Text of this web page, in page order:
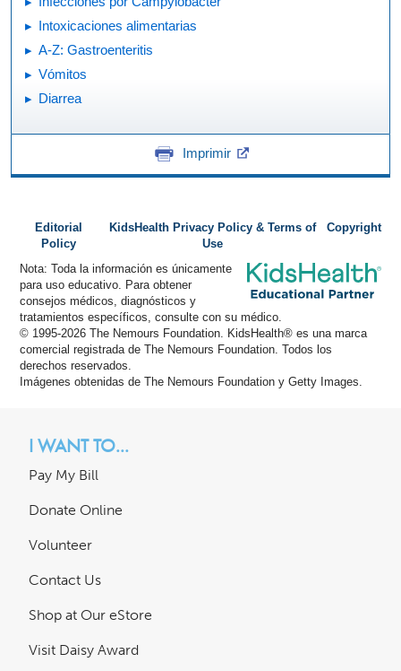
Intoxicaciones alimentarias
A-Z: Gastroenteritis
Vómitos
Diarrea
Imprimir
Editorial
Policy
KidsHealth Privacy Policy & Terms of
Use
Copyright
Nota: Toda la información es únicamente
para uso educativo. Para obtener
consejos médicos, diagnósticos y
tratamientos específicos, consulte con su médico.
© 1995-2026 The Nemours Foundation. KidsHealth® es una marca
comercial registrada de The Nemours Foundation. Todos los
derechos reservados.
Imágenes obtenidas de The Nemours Foundation y Getty Images.
I WANT TO...
Pay My Bill
Donate Online
Volunteer
Contact Us
Shop at Our eStore
Visit Daisy Award